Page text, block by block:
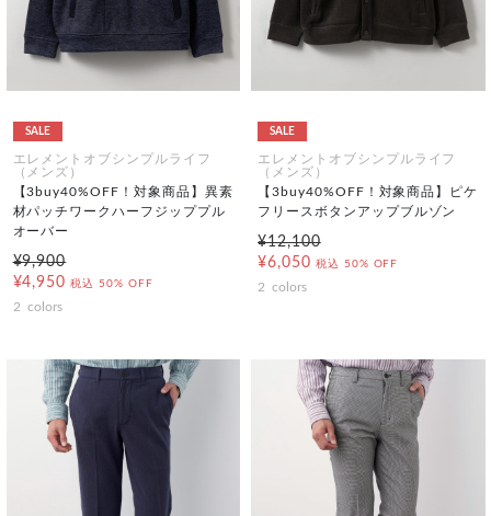
SALE
エレメントオブシンプルライフ
（メンズ）
【3buy40%OFF！対象商品】異素
材パッチワークハーフジッププル
オーバー
¥9,900
¥4,950 税込 50% OFF
2 colors
SALE
エレメントオブシンプルライフ
（メンズ）
【3buy40%OFF！対象商品】ピケ
フリースボタンアップブルゾン
¥12,100
¥6,050 税込 50% OFF
2 colors